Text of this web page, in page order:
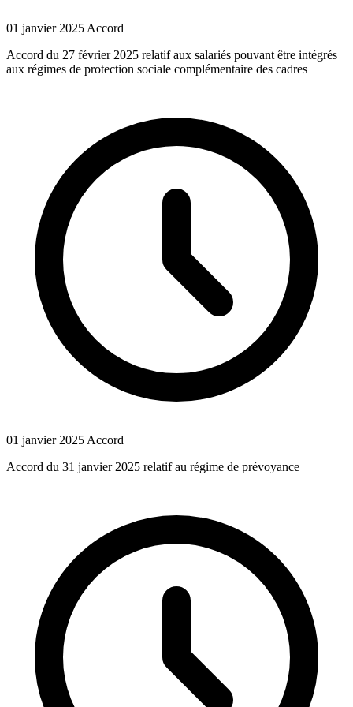
01 janvier 2025 Accord
Accord du 27 février 2025 relatif aux salariés pouvant être intégrés
aux régimes de protection sociale complémentaire des cadres
01 janvier 2025 Accord
Accord du 31 janvier 2025 relatif au régime de prévoyance